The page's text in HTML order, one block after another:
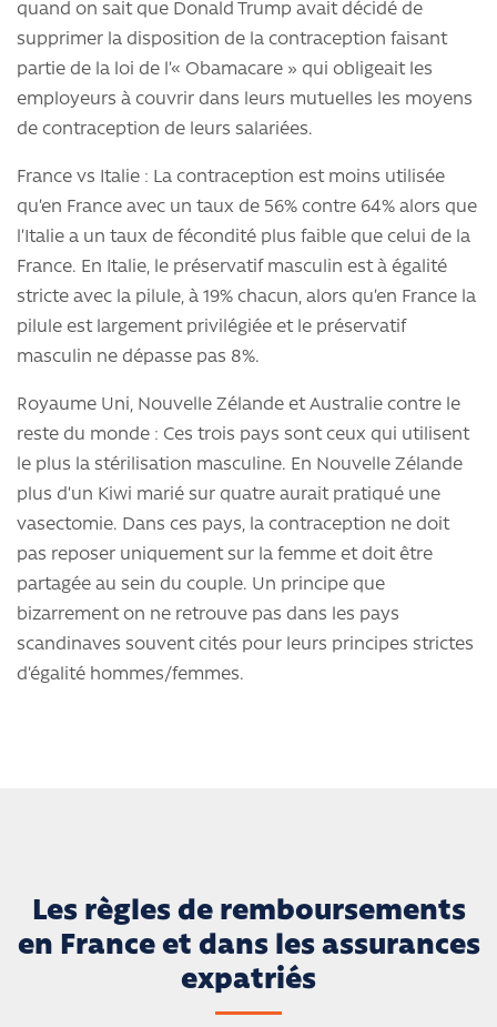
quand on sait que Donald Trump avait décidé de
supprimer la disposition de la contraception faisant
partie de la loi de l’« Obamacare » qui obligeait les
employeurs à couvrir dans leurs mutuelles les moyens
de contraception de leurs salariées.
France vs Italie : La contraception est moins utilisée
qu’en France avec un taux de 56% contre 64% alors que
l’Italie a un taux de fécondité plus faible que celui de la
France. En Italie, le préservatif masculin est à égalité
stricte avec la pilule, à 19% chacun, alors qu’en France la
pilule est largement privilégiée et le préservatif
masculin ne dépasse pas 8%.
Royaume Uni, Nouvelle Zélande et Australie contre le
reste du monde : Ces trois pays sont ceux qui utilisent
le plus la stérilisation masculine. En Nouvelle Zélande
plus d’un Kiwi marié sur quatre aurait pratiqué une
vasectomie. Dans ces pays, la contraception ne doit
pas reposer uniquement sur la femme et doit être
partagée au sein du couple. Un principe que
bizarrement on ne retrouve pas dans les pays
scandinaves souvent cités pour leurs principes strictes
d’égalité hommes/femmes.
Les règles de remboursements
en France et dans les assurances
expatriés